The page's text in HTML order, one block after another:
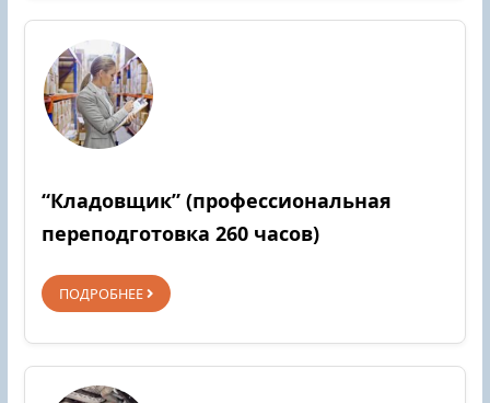
“Кладовщик” (профессиональная
переподготовка 260 часов)
ПОДРОБНЕЕ